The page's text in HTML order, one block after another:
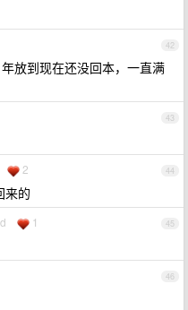
42
放到现在还没回本，一直满
43
44
2
来的
45
1
46